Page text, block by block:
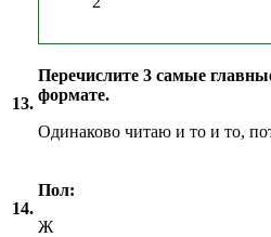
13.
Перечислите 3 самые
формате.
Одинаково читаю и то и то,
14.
Пол:
Ж